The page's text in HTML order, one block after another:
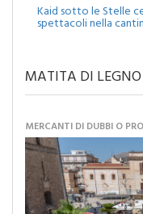
Eventi
Kaid sotto le Stelle
MATITA DI LEGNO
MERCANTI DI DUBBI O